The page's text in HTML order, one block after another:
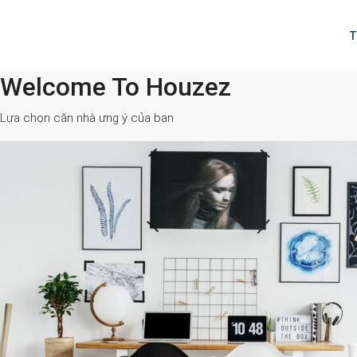
Welcome To Houzez
Lựa chọn căn nhà ưng ý của bạn